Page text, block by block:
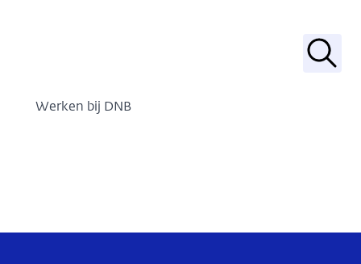
Werken bij DNB
Zoek